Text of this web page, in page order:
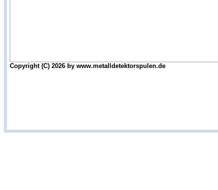
Copyright (C) 2026 by www.metalldetektorspulen.de